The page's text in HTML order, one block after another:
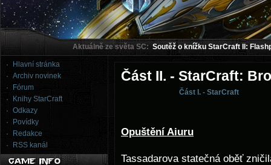
Aktuálně ze světa SC: Soutěž o knížku StarCraft II:
Hlavní stránka
Archiv novinek
Fórum
Knihy StarCraft
Odkazy
Povídky
Redakce
RSS kanál
Část II. - StarCraft:
Část I. - StarCraft
Opuštění Aiuru
Tassadarova statečná oběť